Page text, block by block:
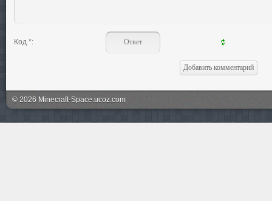
Код *:
© 2026 Minecraft-Space.ucoz.com